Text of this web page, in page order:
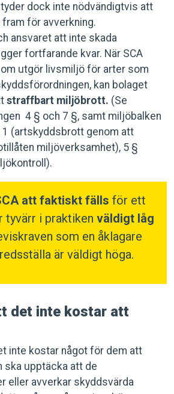
dock inte nödvändigtvis att
för avverkning.
ansvaret att inte skada
fortfarande kvar. När SCA
utgör livsmiljö för arter som
kan bolaget
straffbart miljöbrott. (Se
4 § och 7 §, samt miljöbalken
1 (artskyddsbrott genom att
miljöverksamhet), 5 §
att faktiskt fälls för ett
tyvärr i praktiken väldigt låg
som en åklagare
är väldigt höga.
det inte kostar att
inte kostar något för dem att
ska upptäcka att de
eller avverkar skyddsvärda